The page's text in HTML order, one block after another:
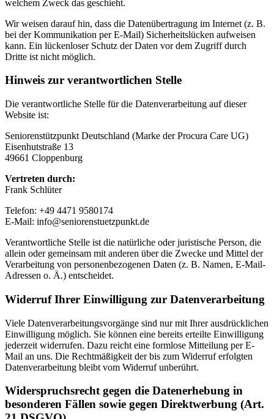
welchem Zweck das geschieht.
Wir weisen darauf hin, dass die Datenübertragung im Internet (z. B.
bei der Kommunikation per E-Mail) Sicherheitslücken aufweisen
kann. Ein lückenloser Schutz der Daten vor dem Zugriff durch
Dritte ist nicht möglich.
Hinweis zur verantwortlichen Stelle
Die verantwortliche Stelle für die Datenverarbeitung auf dieser
Website ist:
Seniorenstützpunkt Deutschland (Marke der Procura Care UG)
Eisenhutstraße 13
49661 Cloppenburg
Vertreten durch:
Frank Schlüter
Telefon: +49 4471 9580174
E-Mail: info@seniorenstuetzpunkt.de
Verantwortliche Stelle ist die natürliche oder juristische Person, die
allein oder gemeinsam mit anderen über die Zwecke und Mittel der
Verarbeitung von personenbezogenen Daten (z. B. Namen, E-Mail-
Adressen o. Ä.) entscheidet.
Widerruf Ihrer Einwilligung zur Datenverarbeitung
Viele Datenverarbeitungsvorgänge sind nur mit Ihrer ausdrücklichen
Einwilligung möglich. Sie können eine bereits erteilte Einwilligung
jederzeit widerrufen. Dazu reicht eine formlose Mitteilung per E-
Mail an uns. Die Rechtmäßigkeit der bis zum Widerruf erfolgten
Datenverarbeitung bleibt vom Widerruf unberührt.
Widerspruchsrecht gegen die Datenerhebung in
besonderen Fällen sowie gegen Direktwerbung (Art.